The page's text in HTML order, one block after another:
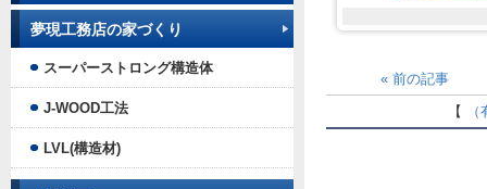
« 前の記事
【
夢現工務店の家づくり
スーパーストロング構造体
J-WOOD工法
LVL(構造材)